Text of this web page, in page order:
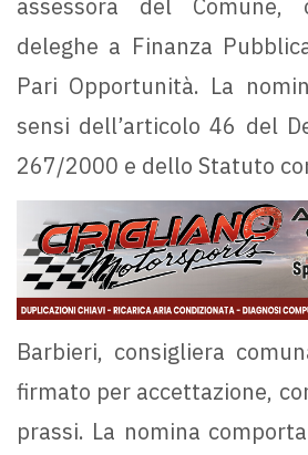
assessora del Comune,
deleghe a Finanza
Pari Opportunità. La
sensi dell’articolo 46 del
267/2000 e dello Statuto
Barbieri, consigliera
firmato per accettazione,
prassi. La nomina